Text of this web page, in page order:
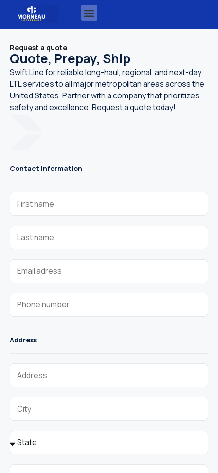
Request a quote
Quote, Prepay, Ship
Swift Line for reliable long-haul, regional, and next-day
LTL services to all major metropolitan areas across the
United States. Partner with a company that prioritizes
safety and excellence. Request a quote today!
Contact Information
Address